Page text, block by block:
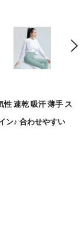
性 速乾 吸汗 薄手 ス
ン♪ 合わせやすい